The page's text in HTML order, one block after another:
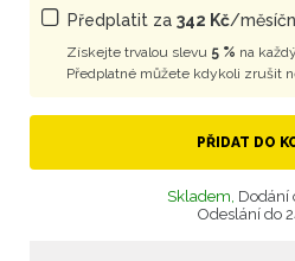
Předplatit za 342 Kč/
Získejte trvalou slevu 5 % na
Předplatné můžete kdykoli zrušit
PŘIDAT DO
Skladem, Dodání
Odeslání do